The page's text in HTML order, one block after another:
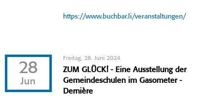
https://www.buchbar.li/veranstaltungen/
28
Jun
Freitag, 28. Juni 2024
ZUM GLÜCK! - Eine Ausstellung der
Gemeindeschulen im Gasometer -
Dernière